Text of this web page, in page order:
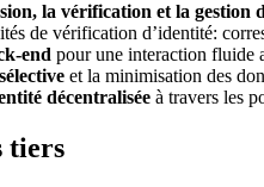
la vérification et la gestion
de vérification d’identité:
end pour une interaction fluide
et la minimisation des
décentralisée à travers les
tiers